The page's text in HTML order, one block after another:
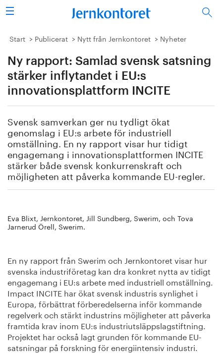
Sök
Stålindustrin
Vision 2050
Forskning/utbildning
Vi tycker
Publicerat
Bildbank
Start Publicerat Nytt från Jernkontoret Nyheter
Ny rapport: Samlad svensk satsning
stärker inflytandet i EU:s
innovationsplattform INCITE
Svensk samverkan ger nu tydligt ökat
genomslag i EU:s arbete för industriell
omställning. En ny rapport visar hur tidigt
engagemang i innovationsplattformen INCITE
stärker både svensk konkurrenskraft och
möjligheten att påverka kommande EU-regler.
Eva Blixt, Jernkontoret, Jill Sundberg, Swerim, och Tova
Jarnerud Örell, Swerim.
En ny rapport från Swerim och Jernkontoret visar hur
svenska industriföretag kan dra konkret nytta av tidigt
engagemang i EU:s arbete med industriell omställning.
Impact INCITE har ökat svensk industris synlighet i
Europa, förbättrat förberedelserna inför kommande
regelverk och stärkt industrins möjligheter att påverka
framtida krav inom EU:s industriutsläppslagstiftning.
Projektet har också lagt grunden för kommande EU-
satsningar på forskning för energiintensiv industri.